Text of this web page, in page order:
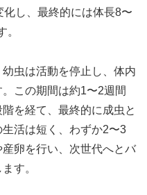
し、最終的には体長8〜
。
虫は活動を停止し、体内
この期間は約1〜2週間
を経て、最終的に成虫と
活は短く、わずか2〜3
卵を行い、次世代へとバ
す。